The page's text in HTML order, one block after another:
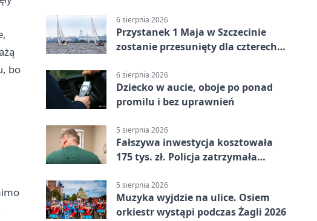
bo
6 sierpnia 2026
Przystanek 1 Maja w Szczecinie
zostanie przesunięty dla czterech
6 sierpnia 2026
Dziecko w aucie, oboje po ponad
promilu i bez uprawnień
5 sierpnia 2026
Fałszywa inwestycja kosztowała
175 tys. zł. Policja zatrzymała
5 sierpnia 2026
Muzyka wyjdzie na ulice. Osiem
orkiestr wystąpi podczas Żagli 2026